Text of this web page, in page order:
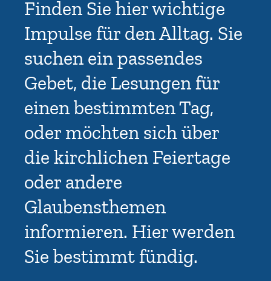
Finden Sie hier wichtige
Impulse für den Alltag. Sie
suchen ein passendes
Gebet, die Lesungen für
einen bestimmten Tag,
oder möchten sich über
die kirchlichen Feiertage
oder andere
Glaubensthemen
informieren. Hier werden
Sie bestimmt fündig.